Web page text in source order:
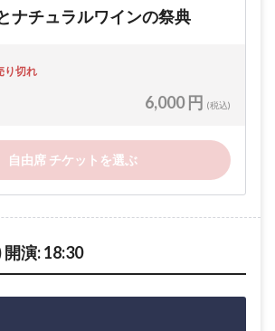
ナチュラルワインの祭典
り切れ
6,000 円 (税込)
自由席 チケットを選ぶ
演: 18:30